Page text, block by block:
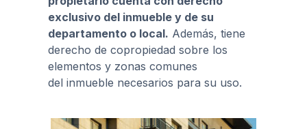
exclusivo del inmueble y de su
departamento o local. Además, tiene
derecho de copropiedad sobre los
elementos y zonas comunes
del inmueble necesarios para su uso.